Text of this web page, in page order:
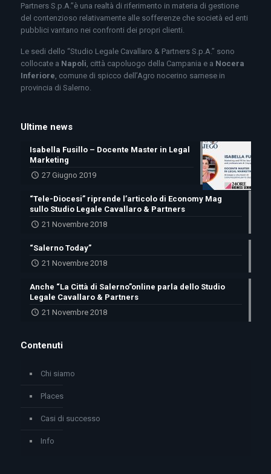
Partners S.p.A.”è una realtà di riferimento in materia di gestione
del contenzioso relativamente alle sofferenze che società ed enti
pubblici vantano nei confronti dei propri clienti.
Le sedi dello “Studio Legale Cavallaro & Partners S.p.A.” sono
collocate a Napoli , città capoluogo della Campania e a Nocera
Inferiore , comune di spicco dell’Agro nocerino sarnese in
provincia di Salerno.
Ultime news
Isabella Fusillo – Docente Master in Legal
Marketing
27 Giugno 2019
“Tele-Diocesi” riprende l’articolo di Economy Mag
sullo Studio Legale Cavallaro & Partners
21 Novembre 2018
“Salerno Today”
21 Novembre 2018
Anche “La Città di Salerno”online parla dello Studio
Legale Cavallaro & Partners
21 Novembre 2018
Contenuti
Chi siamo
Places
Casi di successo
Info